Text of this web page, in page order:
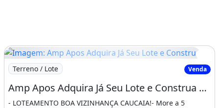
Imagem: Amp Apos Adquira Já Seu Lote e Construa
Terreno / Lote Venda
Amp Apos Adquira Já Seu Lote e Construa Sua Casa Próx as Praias de Caucaia. Compareça
- LOTEAMENTO BOA VIZINHANÇA CAUCAIA!- More a 5